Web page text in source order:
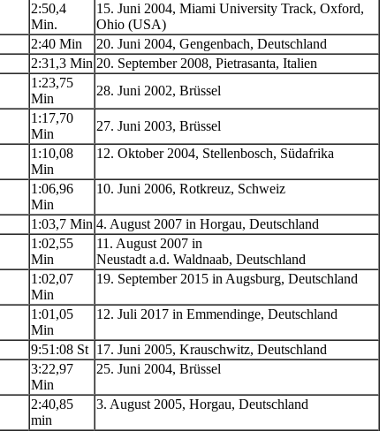
2:50,4
Min.
15. Juni 2004, Miami University Track, Oxford,
Ohio (USA)
2:40 Min
20. Juni 2004, Gengenbach, Deutschland
2:31,3 Min 20. September 2008, Pietrasanta, Italien
1:23,75
Min
28. Juni 2002, Brüssel
1:17,70
Min
27. Juni 2003, Brüssel
1:10,08
Min
12. Oktober 2004, Stellenbosch, Südafrika
1:06,96
Min
10. Juni 2006, Rotkreuz, Schweiz
1:03,7 Min 4. August 2007 in Horgau, Deutschland
1:02,55
Min
11. August 2007 in
Neustadt a.d. Waldnaab, Deutschland
1:02,07
Min
19. September 2015 in Augsburg, Deutschland
1:01,05
Min
12. Juli 2017 in Emmendinge, Deutschland
9:51:08 St 17. Juni 2005, Krauschwitz, Deutschland
3:22,97
Min
25. Juni 2004, Brüssel
2:40,85
min
3. August 2005, Horgau, Deutschland